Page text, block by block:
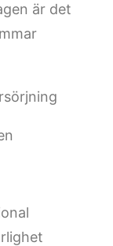
är det